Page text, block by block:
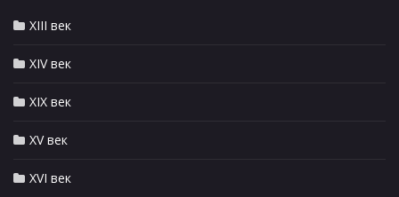
XIII век
XIV век
XIX век
XV век
XVI век